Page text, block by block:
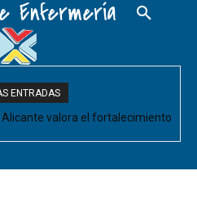
Enfermería
ENTRADAS
Alicante valora el fortalecimiento
estructurales para...